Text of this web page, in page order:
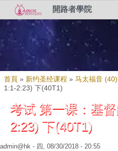
移至主內容
Skip to search
開路者學院
您在這裡
首頁 » 新约圣经课程 »马太福音 (40)
1:1-2:23) 下(40T1)
考试 第一课：基
2:23) 下(40T1)
admin@hk - 四, 08/30/2018 - 20:55